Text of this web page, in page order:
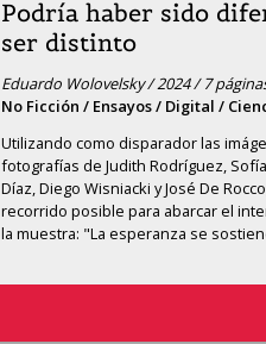
Podría haber sido
ser distinto
Eduardo Wolovelsky / 2024 / 7
No Ficción / Ensayos / Digital /
Utilizando como disparador las
fotografías de Judith Rodríguez,
Díaz, Diego Wisniacki y José De
recorrido posible para abarcar el
la muestra: "La esperanza se